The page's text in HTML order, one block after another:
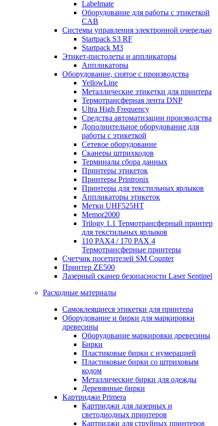
Labelmate
Оборудование для работы с этикеткой
CAB
Системы управления электронной очередью
Startpack S3 RF
Startpack M3
Этикет-пистолеты и аппликаторы
Аппликаторы
Оборудование, снятое с производства
YellowLine
Металлические этикетки для принтера
Термотрансферная лента DNP
Ultra High Frequency
Средства автоматизации производства
Дополнительное оборудование для
работы с этикеткой
Сетевое оборудование
Сканеры штрихкодов
Терминалы сбора данных
Принтеры этикеток
Принтеры Printronix
Принтеры для текстильных ярлыков
Аппликаторы этикеток
Метки UHF525HT
Memor2000
Trilogy 1.1 Термотрансферный принтер
для текстильных ярлыков
110 PAX4 / 170 PAX 4
Термотрансферные принтеры
Счетчик посетителей SM Counter
Принтер ZE500
Лазерный сканер безопасности Laser Sentinel
Расходные материалы
Самоклеящиеся этикетки для принтера
Оборудование и бирки для маркировки
древесины
Оборудование маркировки древесины
Бирки
Пластиковые бирки с нумерацией
Пластиковые бирки со штриховым
кодом
Металлические бирки для одежды
Деревянные бирки
Картриджи Primera
Картриджи для лазерных и
светодиодных принтеров
Картриджи для струйных принтеров